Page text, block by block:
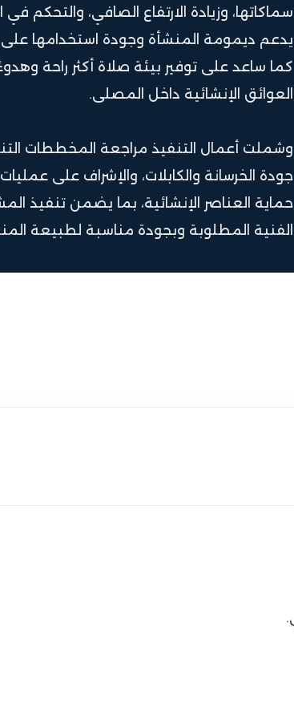
سماكاتها، وزيادة الارتفاع الصافي، والتحكم في
يدعم ديمومة المنشأة وجودة استخدامها
كما ساعد على توفير بيئة صلاة أكثر راحة
العوائق الإنشائية داخل المصلى.
وشملت أعمال التنفيذ مراجعة المخططات
جودة الخرسانة والكابلات، والإشراف على
حماية العناصر الإنشائية، بما يضمن تنفيذ
الفنية المطلوبة وبجودة مناسبة لطبيعة